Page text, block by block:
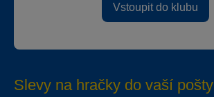
Vstoupit do klubu
Slevy na hračky do vaší pošty